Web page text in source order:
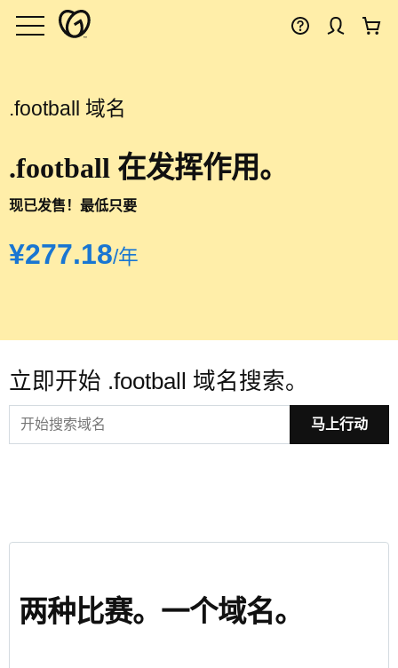
.football 域名
.football 在发挥作用。
现已发售！最低只要
‪¥277.18‬/年
立即开始 .football 域名搜索。
马上行动
两种比赛。一个域名。